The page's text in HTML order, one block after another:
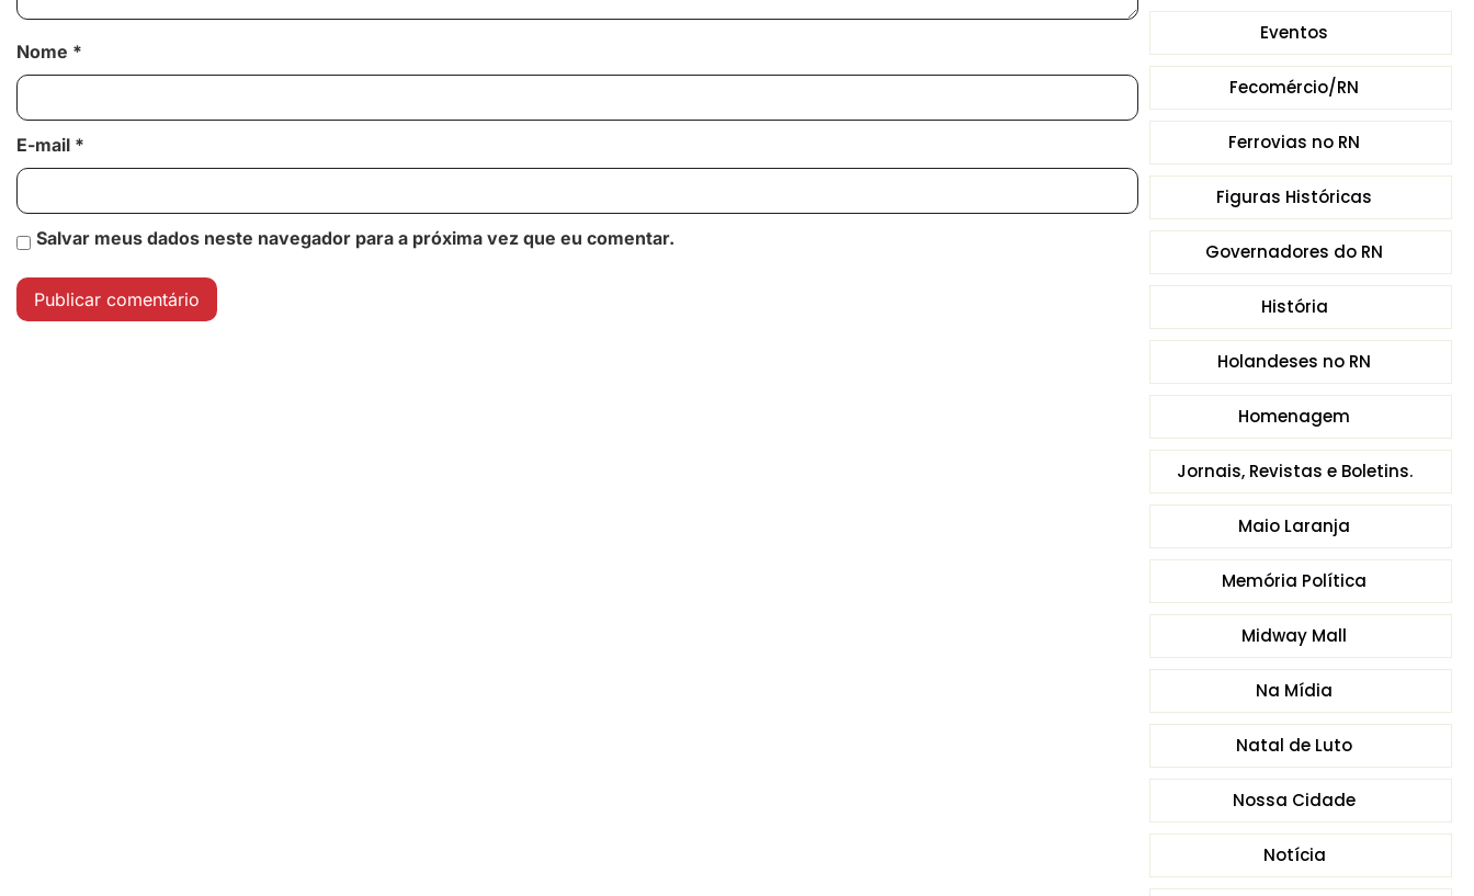
Eventos
Fecomércio/RN
Ferrovias no RN
Figuras Históricas
Governadores do RN
História
Holandeses no RN
Homenagem
Jornais, Revistas e Boletins.
Maio Laranja
Memória Política
Midway Mall
Na Mídia
Natal de Luto
Nossa Cidade
Notícia
Nome *
E-mail *
Salvar meus dados neste navegador para a próxima vez que eu comentar.